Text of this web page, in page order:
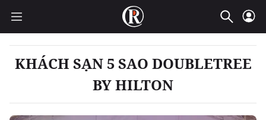
KHÁCH SẠN 5 SAO DOUBLETREE
BY HILTON